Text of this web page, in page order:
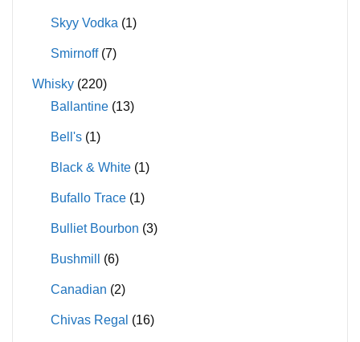
Skyy Vodka (1)
Smirnoff (7)
Whisky (220)
Ballantine (13)
Bell's (1)
Black & White (1)
Bufallo Trace (1)
Bulliet Bourbon (3)
Bushmill (6)
Canadian (2)
Chivas Regal (16)